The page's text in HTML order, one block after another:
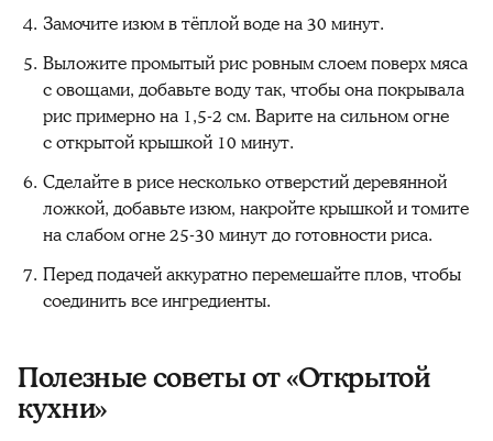
Замочите изюм в тёплой воде на 30 минут.
Выложите промытый рис ровным слоем поверх мяса
с овощами, добавьте воду так, чтобы она покрывала
рис примерно на 1,5-2 см. Варите на сильном огне
с открытой крышкой 10 минут.
Сделайте в рисе несколько отверстий деревянной
ложкой, добавьте изюм, накройте крышкой и томите
на слабом огне 25-30 минут до готовности риса.
Перед подачей аккуратно перемешайте плов, чтобы
соединить все ингредиенты.
Полезные советы от «Открытой
кухни»‎